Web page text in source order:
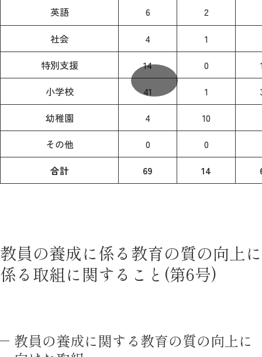
英語
6
2
社会
4
1
特別支援
14 0
小学校
41 1
幼稚園
4
10
その他
0
0
合計
69 14
教員の養成に係る教育の質の向上に
係る取組に関すること(第6号)
教員の養成に関する教育の質の向上に